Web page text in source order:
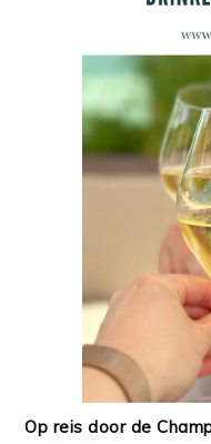
Op reis door de